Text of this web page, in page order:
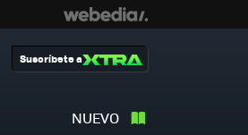
NUEVO
Suscríbete a